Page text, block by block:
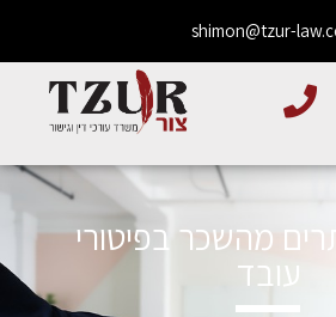
shimon@tzur-
מהשכר בפיטורי
עובד